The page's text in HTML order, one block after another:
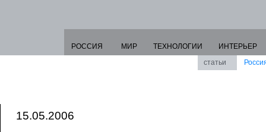
РОССИЯ МИР ТЕХНОЛОГИИ
ИНТЕРЬЕР
статьи
15.05.2006